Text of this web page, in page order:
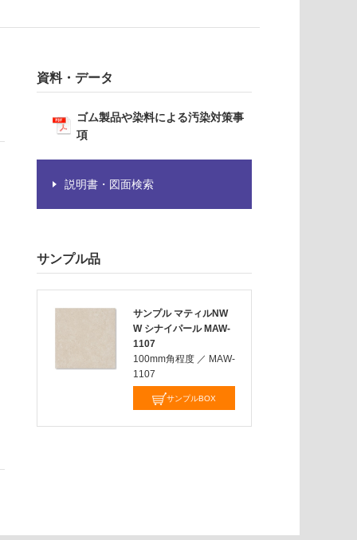
資料・データ
ゴム製品や染料による汚染対策事
項
説明書・図面検索
サンプル品
サンプル マティルNW
W シナイパール MAW-
1107
100mm角程度 ／ MAW-
1107
サンプルBOX